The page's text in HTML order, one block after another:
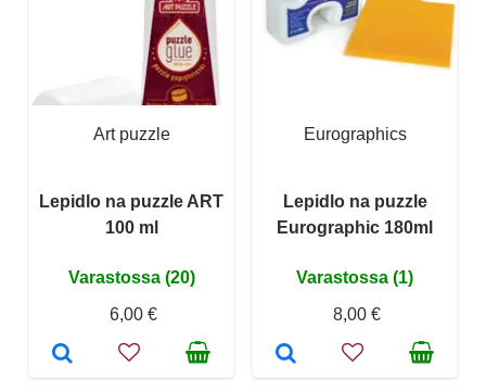
Art puzzle
Lepidlo na puzzle ART
100 ml
Varastossa (20)
6,00 €
Eurographics
Lepidlo na puzzle
Eurographic 180ml
Varastossa (1)
8,00 €